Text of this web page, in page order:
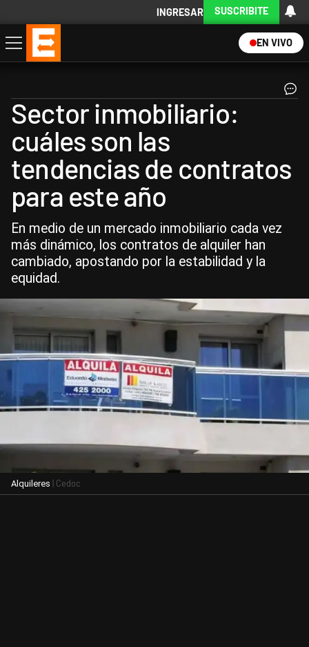
INGRESAR SUSCRIBITE
EN VIVO
Economía
Política
Internacional
Actualidad
Descargá la App
Sector inmobiliario:
cuáles son las
tendencias de contratos
para este año
En medio de un mercado inmobiliario cada vez
más dinámico, los contratos de alquiler han
cambiado, apostando por la estabilidad y la
equidad.
Alquileres | Cedoc